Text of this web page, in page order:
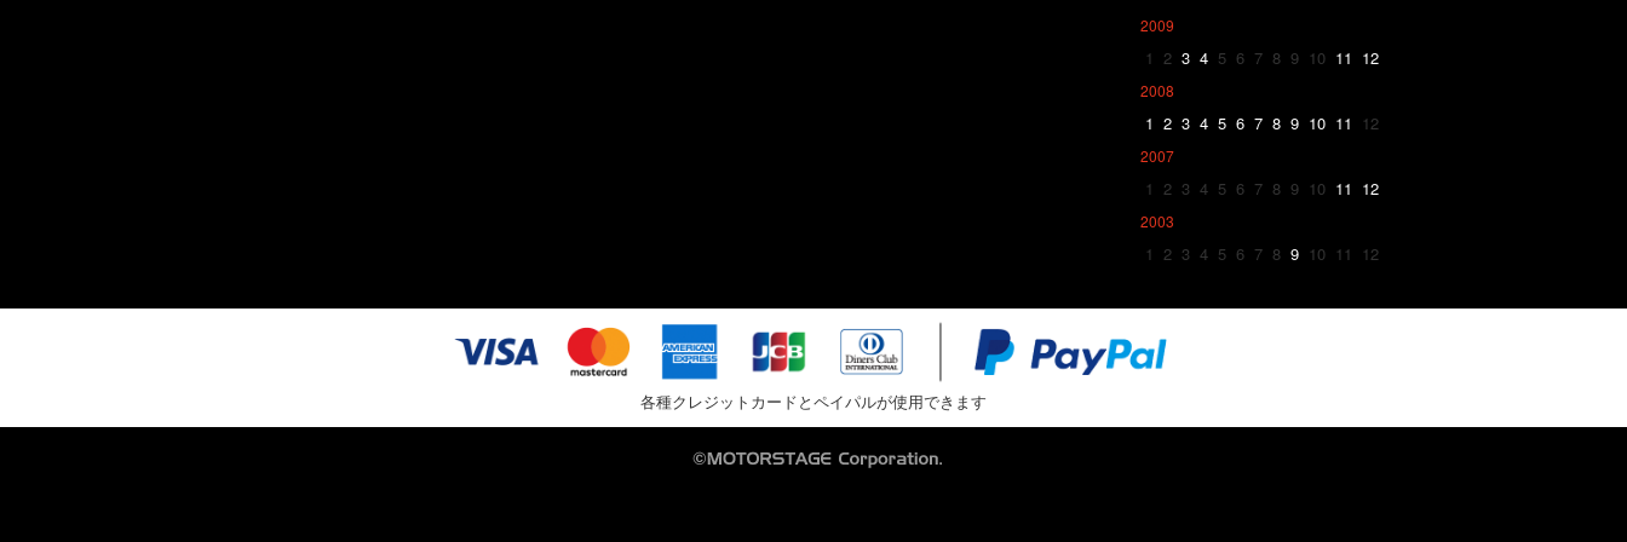
2009
1 2 3 4 5 6 7 8 9 10 11 12
2008
1 2 3 4 5 6 7 8 9 10 11 12
2007
1 2 3 4 5 6 7 8 9 10 11 12
2003
1 2 3 4 5 6 7 8 9 10 11 12
各種クレジットカードとペイパルが使用できます